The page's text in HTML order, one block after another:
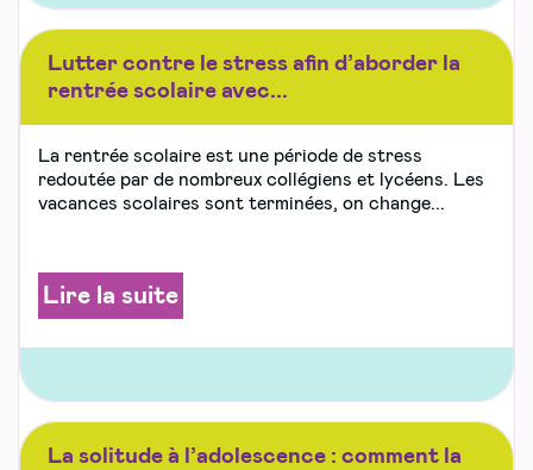
Lutter contre le stress afin d’aborder la
rentrée scolaire avec...
La rentrée scolaire est une période de stress
redoutée par de nombreux collégiens et lycéens. Les
vacances scolaires sont terminées, on change...
Lire la suite
La solitude à l’adolescence : comment la